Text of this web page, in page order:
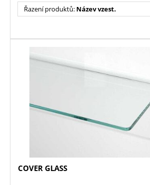
Řazení produktů: Název vzest.
COVER GLASS